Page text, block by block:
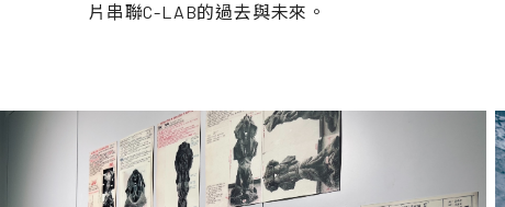
片串聯C-LAB的過去與未來。